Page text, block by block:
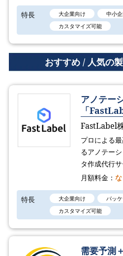
特長 大企業向け
中小
カスタマイズ可能
おすすめ / 人気の
アノテー
「
FastLabel
プロによる
るアノテー
タ作成代行サ
月額料金：
特長 大企業向け
パッ
カスタマイズ可能
需要予測